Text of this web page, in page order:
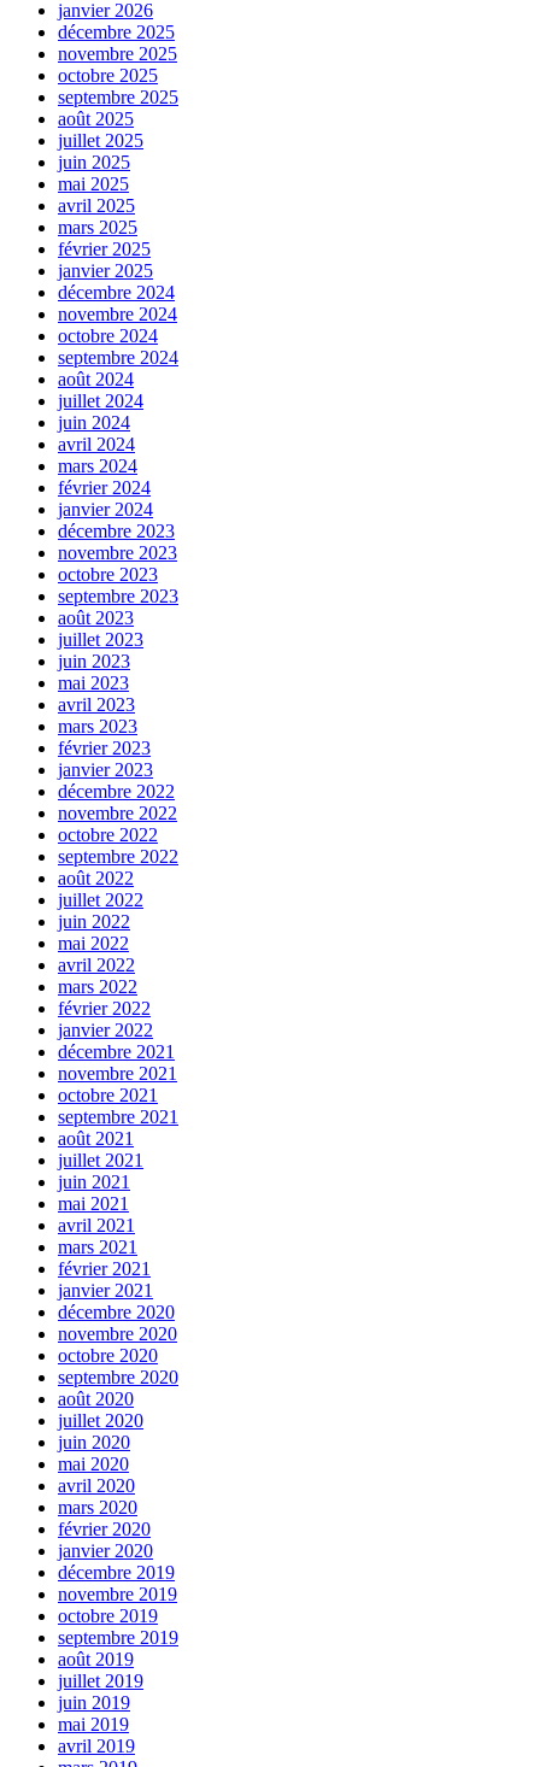
janvier 2026
décembre 2025
novembre 2025
octobre 2025
septembre 2025
août 2025
juillet 2025
juin 2025
mai 2025
avril 2025
mars 2025
février 2025
janvier 2025
décembre 2024
novembre 2024
octobre 2024
septembre 2024
août 2024
juillet 2024
juin 2024
avril 2024
mars 2024
février 2024
janvier 2024
décembre 2023
novembre 2023
octobre 2023
septembre 2023
août 2023
juillet 2023
juin 2023
mai 2023
avril 2023
mars 2023
février 2023
janvier 2023
décembre 2022
novembre 2022
octobre 2022
septembre 2022
août 2022
juillet 2022
juin 2022
mai 2022
avril 2022
mars 2022
février 2022
janvier 2022
décembre 2021
novembre 2021
octobre 2021
septembre 2021
août 2021
juillet 2021
juin 2021
mai 2021
avril 2021
mars 2021
février 2021
janvier 2021
décembre 2020
novembre 2020
octobre 2020
septembre 2020
août 2020
juillet 2020
juin 2020
mai 2020
avril 2020
mars 2020
février 2020
janvier 2020
décembre 2019
novembre 2019
octobre 2019
septembre 2019
août 2019
juillet 2019
juin 2019
mai 2019
avril 2019